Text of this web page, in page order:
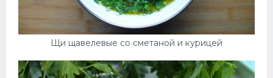
Щи щавелевые со сметаной и курицей